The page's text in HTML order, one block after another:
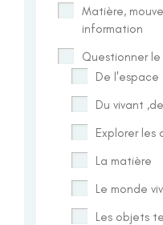
Matière,
information
Questionner
De
Du vivant
Explorer les
La matière
Le monde
Les objets